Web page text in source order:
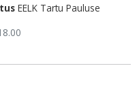
EELK Tartu Pauluse